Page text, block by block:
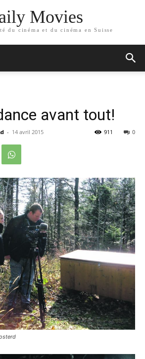
Movies
du cinéma et du cinéma en Suisse
avant tout!
- 14 avril 2015 0
911